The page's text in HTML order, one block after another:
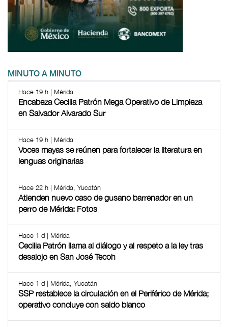
MINUTO A MINUTO
Hace 19 h | Mérida
Encabeza Cecilia Patrón Mega Operativo de Limpieza
en Salvador Alvarado Sur
Hace 19 h | Mérida
Voces mayas se reúnen para fortalecer la literatura en
lenguas originarias
Hace 22 h | Mérida, Yucatán
Atienden nuevo caso de gusano barrenador en un
perro de Mérida: Fotos
Hace 1 d | Mérida
Cecilia Patrón llama al diálogo y al respeto a la ley tras
desalojo en San José Tecoh
Hace 1 d | Mérida, Yucatán
SSP restablece la circulación en el Periférico de Mérida;
operativo concluye con saldo blanco